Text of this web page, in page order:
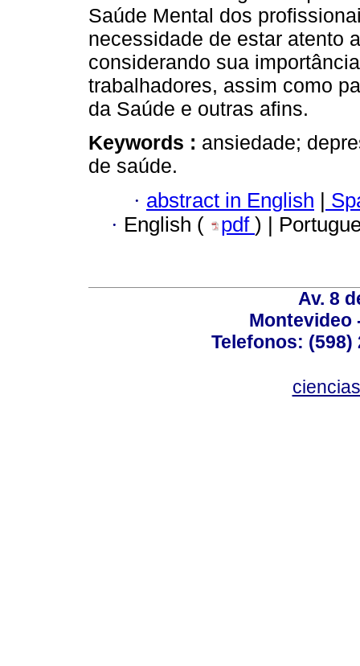
Saúde Mental dos
necessidade de estar atento
considerando sua
trabalhadores, assim como
da Saúde e outras afins.
Keywords : ansiedade;
de saúde.
· abstract in English |
· English ( pdf ) |
Av. 8
Montevideo
Telefonos: (598)